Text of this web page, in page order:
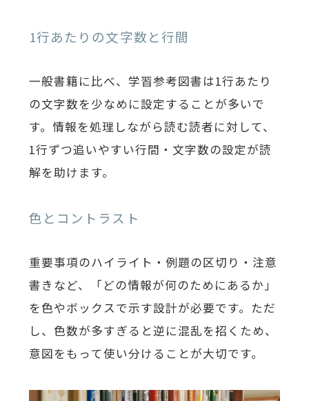
1行あたりの文字数と行間
一般書籍に比べ、学習参考図書は1行あたり
の文字数を少なめに設定することが多いで
す。情報を処理しながら読む読者に対して、
1行ずつ追いやすい行間・文字数の設定が読
解を助けます。
色とコントラスト
重要事項のハイライト・例題の区切り・注意
書きなど、「どの情報が何のためにあるか」
を色やボックスで示す設計が必要です。ただ
し、色数が多すぎると逆に混乱を招くため、
意図をもって使い分けることが大切です。